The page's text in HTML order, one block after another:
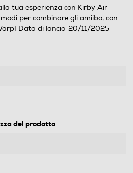
tua esperienza con Kirby Air
per combinare gli amiibo, con
Data di lancio: 20/11/2025
del prodotto